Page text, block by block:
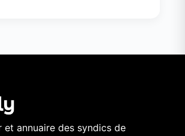
et annuaire des syndics de